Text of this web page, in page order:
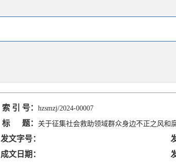
索 引 号：hzsmzj/2024-00007
标 题： 关于征集社会救助领域群众身边不正之风和
发文字号：
成文日期：